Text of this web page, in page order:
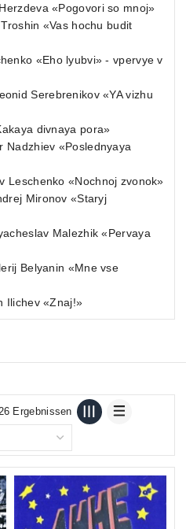
«Pogovori so mnoj»
«Vas hochu budit
«Eho lyubvi» - vpervye v
Serebrenikov «YA vizhu
divnaya pora»
Nadzhiev «Poslednyaya
Leschenko «Nochnoj zvonok»
Mironov «Staryj
Malezhik «Pervaya
Belyanin «Mne vse
Ilichev «Znaj!»
Ergebnissen